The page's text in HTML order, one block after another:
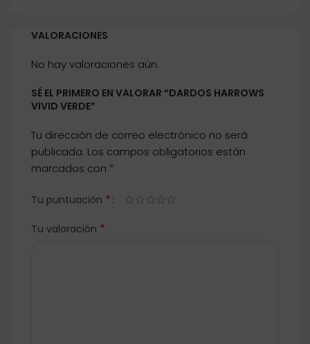
VALORACIONES
No hay valoraciones aún.
SÉ EL PRIMERO EN VALORAR “DARDOS HARROWS
VIVID VERDE”
Tu dirección de correo electrónico no será
publicada. Los campos obligatorios están
marcados con *
Tu puntuación *
Tu valoración *